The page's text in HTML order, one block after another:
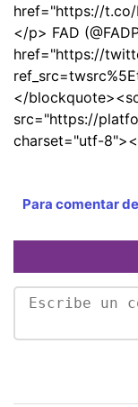
href="https://t.co/
</p> FAD
href="https://
</
src="https://
charset="utf-
Para comentar